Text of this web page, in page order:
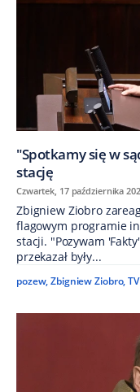
"Spotkamy się w
stację
Czwartek, 17 października
Zbigniew Ziobro
flagowym programie
stacji. "Pozywam
przekazał były...
pozew,Zbigniew Ziobro,